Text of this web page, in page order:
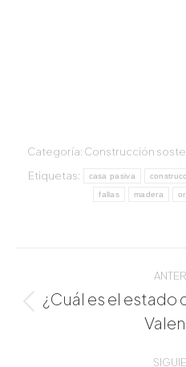
Categoría: Construcción
Etiquetas:
casa pasiva
fallas madera
publicaciones
¿Cuál es el estado